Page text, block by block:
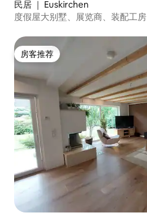
民居 ｜ Euskirchen
度假屋大别墅、展览商、装配工房
房客推荐
房客推荐